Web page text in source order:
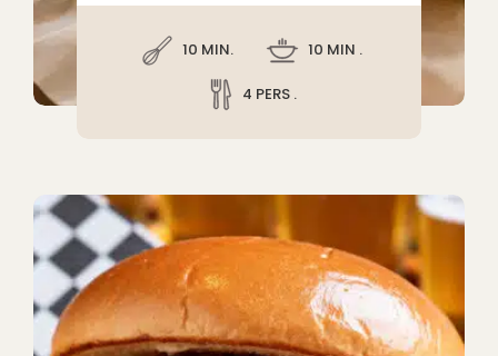
10 MIN. 10 MIN .
4 PERS .